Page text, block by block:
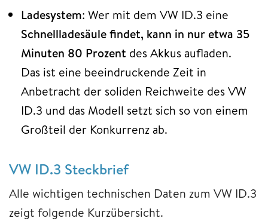
Ladesystem: Wer mit dem VW ID.3 eine
Schnellladesäule findet, kann in nur etwa 35
Minuten 80 Prozent des Akkus aufladen.
Das ist eine beeindruckende Zeit in
Anbetracht der soliden Reichweite des VW
ID.3 und das Modell setzt sich so von einem
Großteil der Konkurrenz ab.
VW ID.3 Steckbrief
Alle wichtigen technischen Daten zum VW ID.3
zeigt folgende Kurzübersicht.